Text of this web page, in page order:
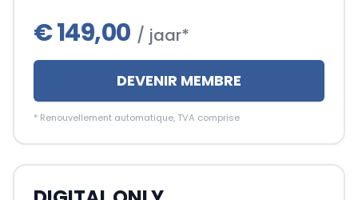
€149,00 / jaar*
DEVENIR MEMBRE
* Renouvellement automatique, TVA comprise